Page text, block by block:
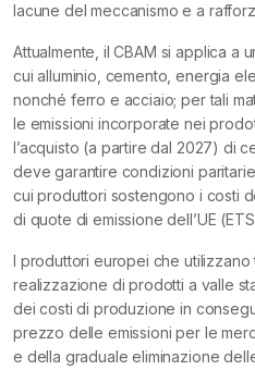
lacune del meccanismo e a
Attualmente, il CBAM si applica a
cui alluminio, cemento, energia
nonché ferro e acciaio; per tali
le emissioni incorporate nei
l’acquisto (a partire dal 2027) di
deve garantire condizioni
cui produttori sostengono i costi
di quote di emissione dell’UE
I produttori europei che utilizzano
realizzazione di prodotti a valle
dei costi di produzione in
prezzo delle emissioni per le
e della graduale eliminazione